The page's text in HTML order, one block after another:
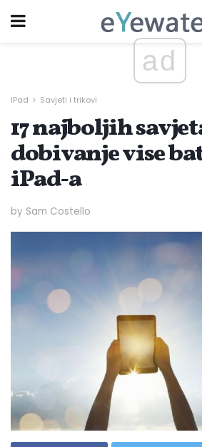
ad
IPad Savjeti i trikovi
17 najboljih
dobivanje vise
iPad-a
by Sam Costello